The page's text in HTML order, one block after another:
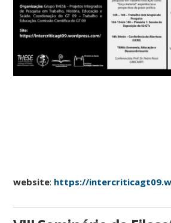
website: https://